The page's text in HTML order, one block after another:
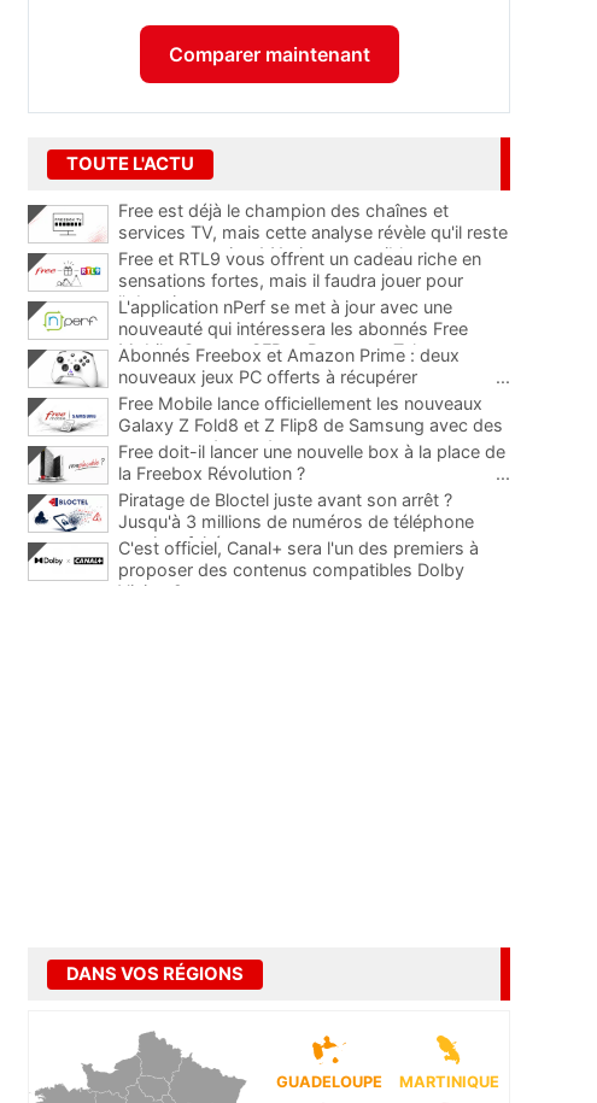
Comparer maintenant
TOUTE L'ACTU
Free est déjà le champion des chaînes et
services TV, mais cette analyse révèle qu'il reste
encore au moins 141 ajouts possibles
Free et RTL9 vous offrent un cadeau riche en
sensations fortes, mais il faudra jouer pour
l'obtenir
L'application nPerf se met à jour avec une
nouveauté qui intéressera les abonnés Free
Mobile, Orange, SFR et Bouygues Telecom
Abonnés Freebox et Amazon Prime : deux
nouveaux jeux PC offerts à récupérer
...
Free Mobile lance officiellement les nouveaux
Galaxy Z Fold8 et Z Flip8 de Samsung avec des
promos et des cadeaux
...
Free doit-il lancer une nouvelle box à la place de
la Freebox Révolution ?
...
Piratage de Bloctel juste avant son arrêt ?
Jusqu'à 3 millions de numéros de téléphone
auraient fuité
C'est officiel, Canal+ sera l'un des premiers à
proposer des contenus compatibles Dolby
Vision 2
DANS VOS RÉGIONS
GUADELOUPE MARTINIQUE